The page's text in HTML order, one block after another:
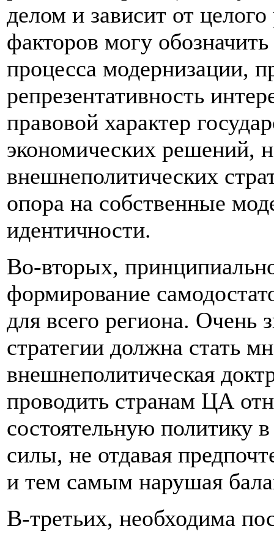
делом и зависит от
факторов могу
процесса модернизации,
репрезентативность
правовой характер
экономических решений,
внешнеполитических
опора на собственные
идентичности.
Во-вторых,
формирование
для всего региона. Очень
стратегии должна стать
внешнеполитическая
проводить странам ЦА
состоятельную политику
силы, не отдавая
и тем самым нарушая
В-третьих, необходима